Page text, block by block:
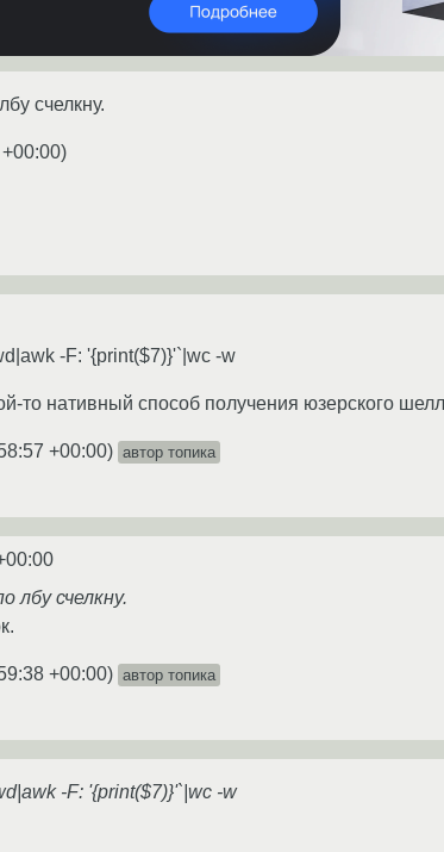
счелкну.
)
-F: '{print($7)}'`|wc -w
то нативный способ получения юзерского
+00:00) автор топика
лбу счелкну.
+00:00) автор топика
-F: '{print($7)}'`|wc -w